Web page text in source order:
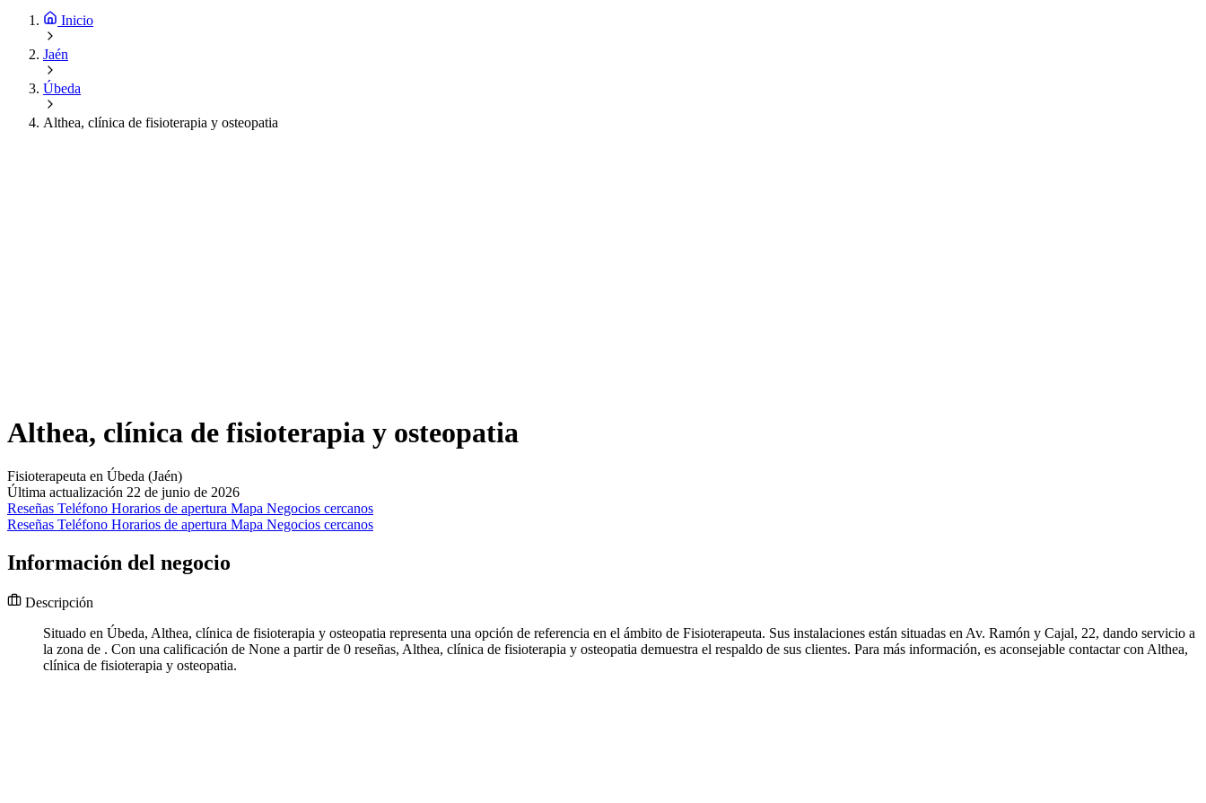
Inicio
Jaén
Úbeda
Althea, clínica de fisioterapia y osteopatia
Althea, clínica de fisioterapia y osteopatia
Fisioterapeuta en Úbeda (Jaén)
Última actualización 22 de junio de 2026
Reseñas Teléfono Horarios de apertura Mapa Negocios cercanos
Reseñas Teléfono Horarios de apertura Mapa Negocios cercanos
Información del negocio
Descripción
Situado en Úbeda, Althea, clínica de fisioterapia y osteopatia representa una opción de referencia en el ámbito de Fisioterapeuta. Sus instalaciones están situadas en Av. Ramón y Cajal, 22, dando servicio a
la zona de . Con una calificación de None a partir de 0 reseñas, Althea, clínica de fisioterapia y osteopatia demuestra el respaldo de sus clientes. Para más información, es aconsejable contactar con Althea,
clínica de fisioterapia y osteopatia.